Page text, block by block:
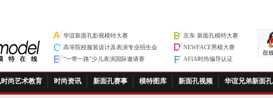
华谊新面孔影视模特大赛
京东·新面孔模特大赛
高等院校服装设计及表演专业招生会
NEWFACE男模大赛
“一带一路”少儿表演国际邀请赛
AFIA时尚编导认证
尚艺术教育 时尚资讯 新面孔赛事 模特图库 新面孔视频 华谊兄弟新面孔